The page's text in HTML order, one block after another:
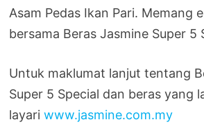
Asam Pedas Ikan Pari. Memang
bersama Beras Jasmine Super 5
Untuk maklumat lanjut tentang
Super 5 Special dan beras yang
layariwww.jasmine.com.my